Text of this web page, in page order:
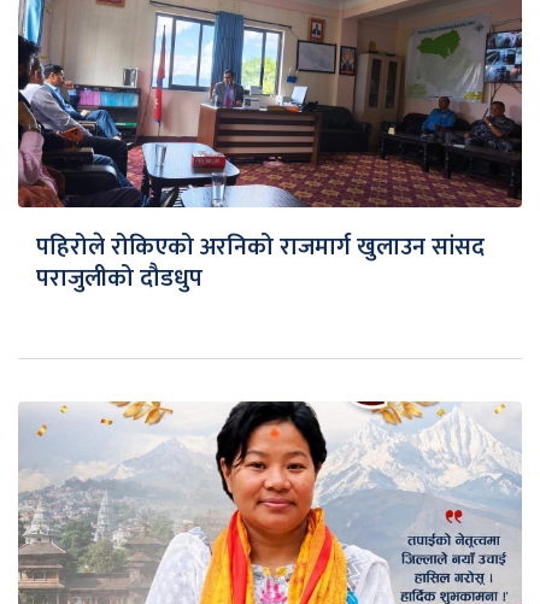
पहिरोले रोकिएको अरनिको राजमार्ग खुलाउन सांसद
पराजुलीको दौडधुप